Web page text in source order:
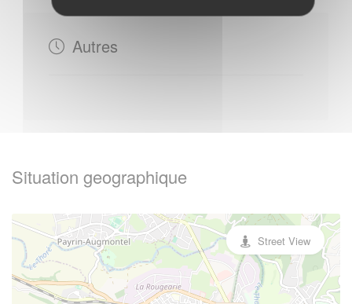
Autres
Situation geographique
Street View